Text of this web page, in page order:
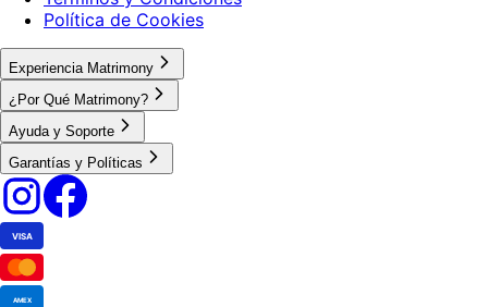
Política de Cookies
Experiencia Matrimony
¿Por Qué Matrimony?
Ayuda y Soporte
Garantías y Políticas
VISA
AMEX